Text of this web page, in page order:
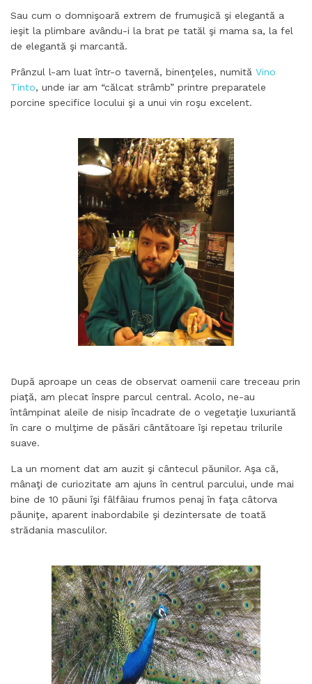
Sau cum o domnişoară extrem de frumuşică şi elegantă a
ieşit la plimbare avându-i la brat pe tatăl şi mama sa, la fel
de elegantă şi marcantă.
Prânzul l-am luat într-o tavernă, binenţeles, numită Vino
Tinto, unde iar am “călcat strâmb” printre preparatele
porcine specifice locului şi a unui vin roşu excelent.
După aproape un ceas de observat oamenii care treceau prin
piaţă, am plecat înspre parcul central. Acolo, ne-au
întâmpinat aleile de nisip încadrate de o vegetaţie luxuriantă
în care o mulţime de păsări cântătoare îşi repetau trilurile
suave.
La un moment dat am auzit şi cântecul păunilor. Aşa că,
mânaţi de curiozitate am ajuns în centrul parcului, unde mai
bine de 10 păuni îşi fâlfâiau frumos penaj în faţa câtorva
păuniţe, aparent inabordabile şi dezintersate de toată
strădania masculilor.